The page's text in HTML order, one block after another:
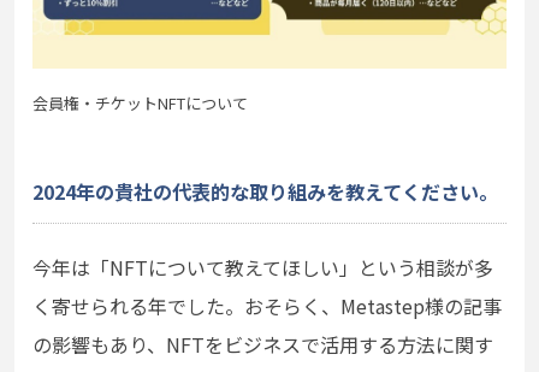
会員権・チケットNFTについて
2024年の貴社の代表的な取り組みを教えてください。
今年は「NFTについて教えてほしい」という相談が多
く寄せられる年でした。おそらく、Metastep様の記事
の影響もあり、NFTをビジネスで活用する方法に関す